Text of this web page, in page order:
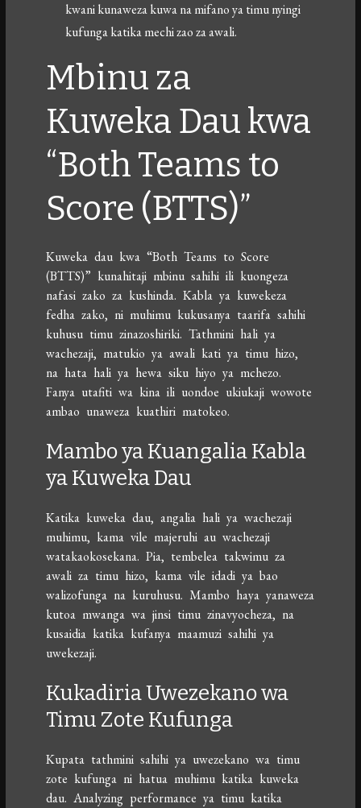
kwani kunaweza kuwa na mifano ya timu nyingi
kufunga katika mechi zao za awali.
Mbinu za
Kuweka Dau kwa
“Both Teams to
Score (BTTS)”
Kuweka dau kwa “Both Teams to Score
(BTTS)” kunahitaji mbinu sahihi ili kuongeza
nafasi zako za kushinda. Kabla ya kuwekeza
fedha zako, ni muhimu kukusanya taarifa sahihi
kuhusu timu zinazoshiriki. Tathmini hali ya
wachezaji, matukio ya awali kati ya timu hizo,
na hata hali ya hewa siku hiyo ya mchezo.
Fanya utafiti wa kina ili uondoe ukiukaji wowote
ambao unaweza kuathiri matokeo.
Mambo ya Kuangalia Kabla
ya Kuweka Dau
Katika kuweka dau, angalia hali ya wachezaji
muhimu, kama vile majeruhi au wachezaji
watakaokosekana. Pia, tembelea takwimu za
awali za timu hizo, kama vile idadi ya bao
walizofunga na kuruhusu. Mambo haya yanaweza
kutoa mwanga wa jinsi timu zinavyocheza, na
kusaidia katika kufanya maamuzi sahihi ya
uwekezaji.
Kukadiria Uwezekano wa
Timu Zote Kufunga
Kupata tathmini sahihi ya uwezekano wa timu
zote kufunga ni hatua muhimu katika kuweka
dau. Analyzing performance ya timu katika